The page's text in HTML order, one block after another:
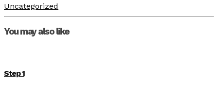
Uncategorized
You may also like
Step 1